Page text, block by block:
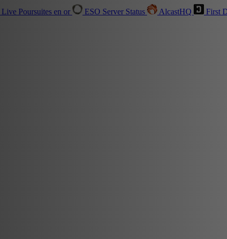
Live Poursuites en or ESO Server Status AlcastHQ
First